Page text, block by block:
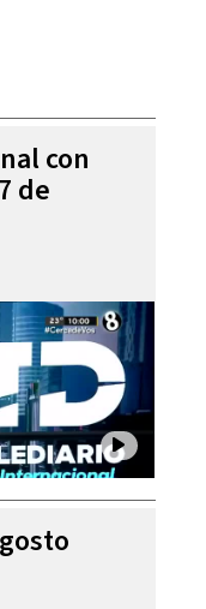
con
de